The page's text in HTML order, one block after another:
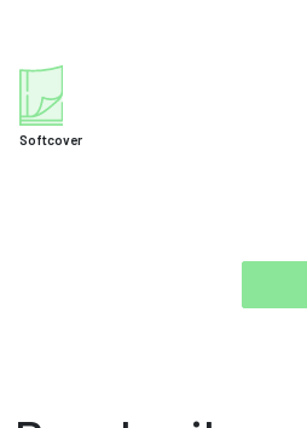
Softcover